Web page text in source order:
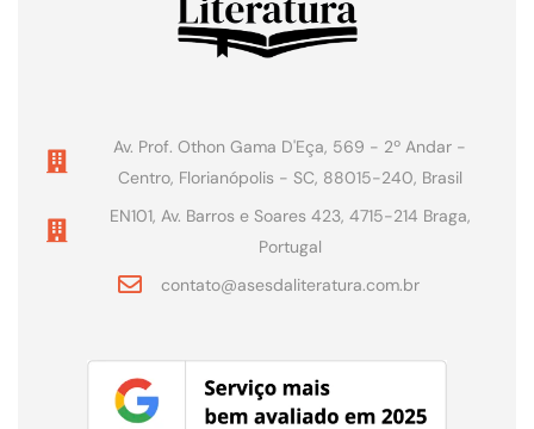
Av. Prof. Othon Gama D'Eça, 569 - 2º Andar -
Centro, Florianópolis - SC, 88015-240, Brasil
EN101, Av. Barros e Soares 423, 4715-214 Braga,
Portugal
contato@asesdaliteratura.com.br